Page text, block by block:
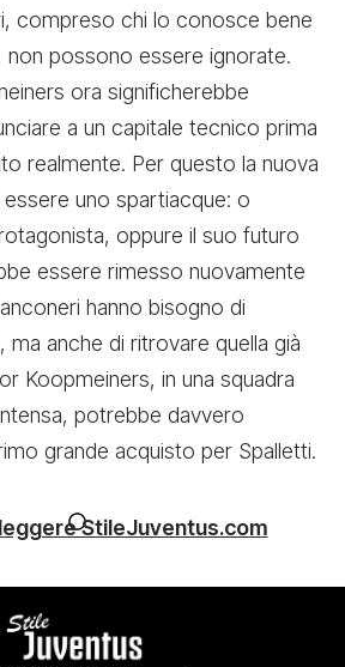
compreso chi lo conosce bene
non possono essere ignorate.
ora significherebbe
a un capitale tecnico prima
realmente. Per questo la nuova
uno spartiacque: o
oppure il suo futuro
essere rimesso nuovamente
hanno bisogno di
ma anche di ritrovare quella già
Koopmeiners, in una squadra
potrebbe davvero
grande acquisto per Spalletti.
StileJuventus.com